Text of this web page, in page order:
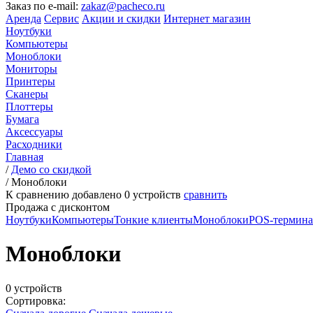
Заказ по e-mail: zakaz@pacheco.ru
Аренда Сервис Акции и скидки Интернет магазин
Ноутбуки
Компьютеры
Моноблоки
Мониторы
Принтеры
Сканеры
Плоттеры
Бумага
Аксессуары
Расходники
Главная
/ Демо со скидкой
/Моноблоки
К сравнению добавлено 0 устройств сравнить
Продажа с дисконтом
НоутбукиКомпьютерыТонкие клиентыМоноблокиPOS-
Моноблоки
0 устройств
Сортировка: